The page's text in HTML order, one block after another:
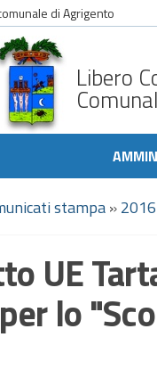
di Agrigento
Libero
stampa»2016
UE
lo